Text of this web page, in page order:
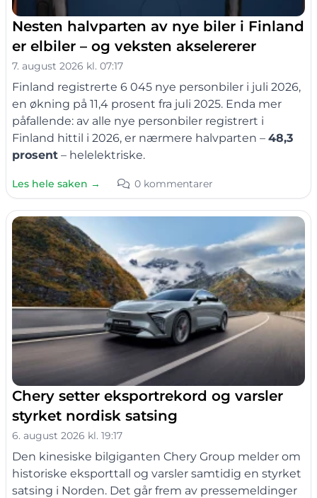
Nesten halvparten av nye biler i Finland
er elbiler – og veksten akselererer
7. august 2026 kl. 07:17
Finland registrerte 6 045 nye personbiler i juli 2026,
en økning på 11,4 prosent fra juli 2025. Enda mer
påfallende: av alle nye personbiler registrert i
Finland hittil i 2026, er nærmere halvparten – 48,3
prosent – helelektriske.
Les hele saken → 0 kommentarer
Chery setter eksportrekord og varsler
styrket nordisk satsing
6. august 2026 kl. 19:17
Den kinesiske bilgiganten Chery Group melder om
historiske eksporttall og varsler samtidig en styrket
satsing i Norden. Det går frem av pressemeldinger